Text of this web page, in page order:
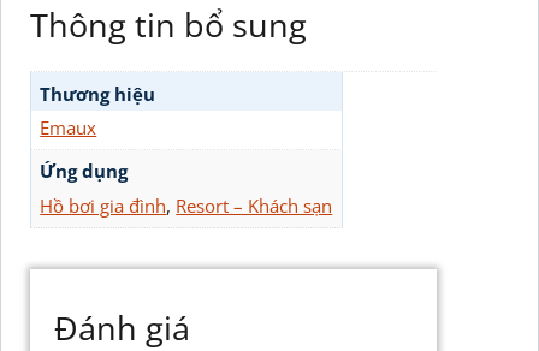
Thông tin bổ sung
Thương hiệu
Emaux
Ứng dụng
Hồ bơi gia đình, Resort – Khách sạn
Đánh giá